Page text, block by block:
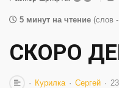
5 минут на чтение (слов
СКОРО
Курилка Сергей